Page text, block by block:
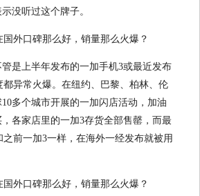
没听过这个牌子。
是上半年发布的一加手机3或最近发布
都异常火爆。在纽约、巴黎、柏林、伦
多个城市开展的一加闪店活动，加油
各家店里的一加3存货全部售罄，而最
前一加3一样，在海外一经发布就被用